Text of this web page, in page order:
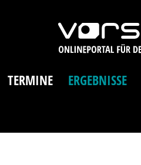
TERMINE ERGEBNISSE